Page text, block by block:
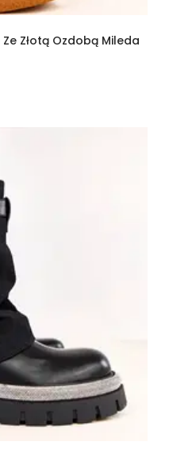
Złotą Ozdobą Mileda